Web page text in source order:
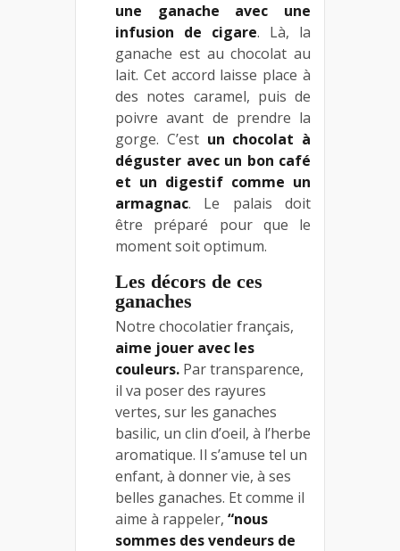
une ganache avec une
infusion de cigare. Là, la
ganache est au chocolat au
lait. Cet accord laisse place à
des notes caramel, puis de
poivre avant de prendre la
gorge. C’est un chocolat à
déguster avec un bon café
et un digestif comme un
armagnac. Le palais doit
être préparé pour que le
moment soit optimum.
Les décors de ces
ganaches
Notre chocolatier français,
aime jouer avec les
couleurs. Par transparence,
il va poser des rayures
vertes, sur les ganaches
basilic, un clin d’oeil, à l’herbe
aromatique. Il s’amuse tel un
enfant, à donner vie, à ses
belles ganaches. Et comme il
aime à rappeler, “nous
sommes des vendeurs de